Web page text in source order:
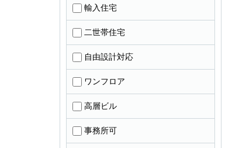
輸入住宅
二世帯住宅
自由設計対応
ワンフロア
高層ビル
事務所可